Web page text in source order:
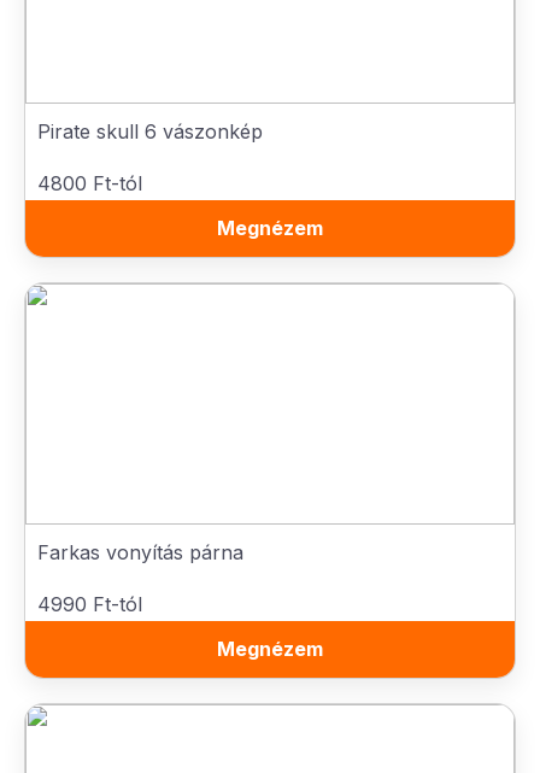
Pirate skull 6 vászonkép
4800 Ft-tól
Megnézem
Farkas vonyítás párna
4990 Ft-tól
Megnézem